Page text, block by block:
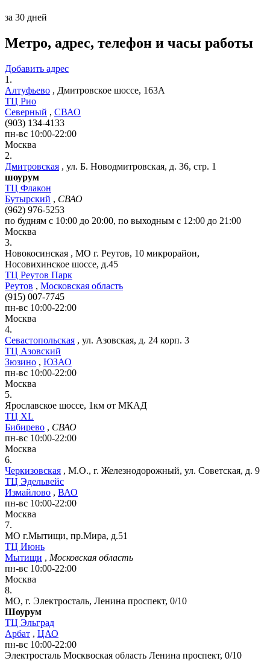
за 30 дней
Метро, адрес, телефон и часы работы
Добавить адрес
1.
Алтуфьево , Дмитровское шоссе, 163А
ТЦ Рио
Северный , СВАО
(903) 134-4133
пн-вс 10:00-22:00
Москва
2.
Дмитровская , ул. Б. Новодмитровская, д. 36, стр. 1
шоурум
ТЦ Флакон
Бутырский , СВАО
(962) 976-5253
по будням с 10:00 до 20:00, по выходным с 12:00 до 21:00
Москва
3.
Новокосинская , МО г. Реутов, 10 микрорайон,
Носовихинское шоссе, д.45
ТЦ Реутов Парк
Реутов , Московская область
(915) 007-7745
пн-вс 10:00-22:00
Москва
4.
Севастопольская , ул. Азовская, д. 24 корп. 3
ТЦ Азовский
Зюзино , ЮЗАО
пн-вс 10:00-22:00
Москва
5.
Ярославское шоссе, 1км от МКАД
ТЦ XL
Бибирево , СВАО
пн-вс 10:00-22:00
Москва
6.
Черкизовская , М.О., г. Железнодорожный, ул. Советская, д. 9
ТЦ Эдельвейс
Измайлово , ВАО
пн-вс 10:00-22:00
Москва
7.
МО г.Мытищи, пр.Мира, д.51
ТЦ Июнь
Мытищи , Московская область
пн-вс 10:00-22:00
Москва
8.
МО, г. Электросталь, Ленина проспект, 0/10
Шоурум
ТЦ Эльград
Арбат , ЦАО
пн-вс 10:00-22:00
Электросталь Москвоская область Ленина проспект, 0/10